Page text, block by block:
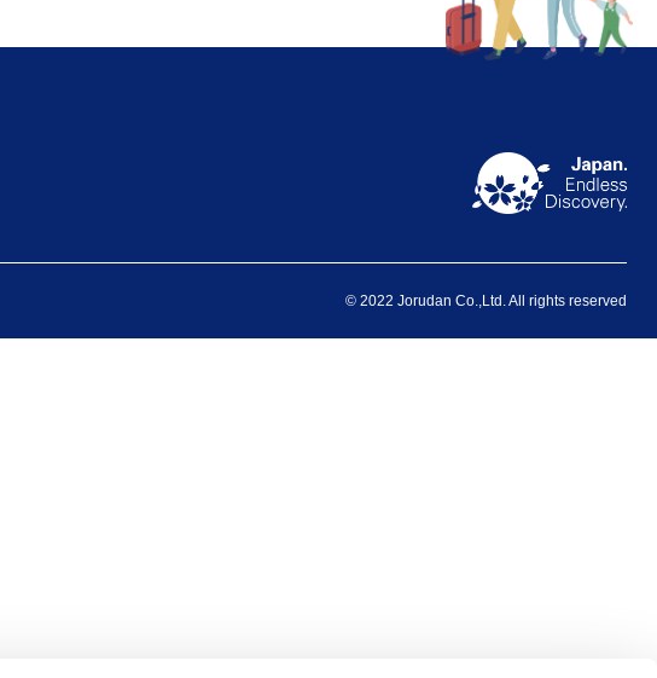
© 2022 Jorudan Co.,Ltd. All rights reserved